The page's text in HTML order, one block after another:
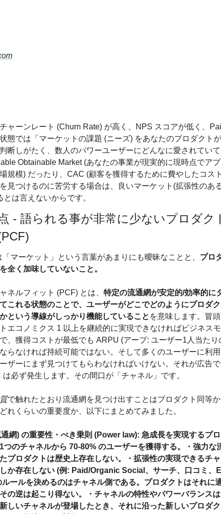
andrewchen.com
ャーンレート (Churn Rate) が高く、NPS スコアが低く、
態では「マーケットの課題 (ニーズ) をあなたのプロダクト
断しがたく、数人のパワーユーザーにどんなに愛されてい
Obtainable Market (あなたの事業が現実的に現時点でア
規模) だったり、CAC (顧客を獲得するために費やしたコス
見つけるのに苦労する場合は、良いマーケット(拡張性のあ
は言えないからです。
- 語られる事が非常に少ないプロダク
マーケット」という言葉があまりにも曖昧なことと、 プロ
全く加味していないこと。
ネルフィット (PCF) とは、 特定の流通網が安定的/効率的に
これる状態のことで、ユーザーがどこでどのようにプロダ
という導線がしっかり機能していること を意味します。冒
エコノミクス 1 以上を継続的に実現できなければビジネス
、獲得コストが最低でも ARPU (アープ: ユーザー1人当たり
らなければ持続可能ではない。そして多くのユーザーに利
ザーにまず見つけてもらわなければいけない。それが広告
必ず発生します。その間口が「チャネル」です。
で触れたとおり流通網を見つけ出すことはプロダクト同等
れくらいの重要度か、以下にまとめてみました。
網) の重要性・ べき乗則 (Power law): 急成長を実現するプ
つのチャネルから 70-80% のユーザーを獲得する。
・ 強力な
プロダクトは歴史上存在しない。
・ 拡張性の実現できるチ
か存在しない (例: Paid/Organic Social、サーチ、口コミ、
ールを決めるのはチャネル側である。プロダクトはそれに
の逆は起こり得ない。
・ チャネルの特性やパワーバランス
しいチャネルが登場したとき、それに沿った新しいプロダ